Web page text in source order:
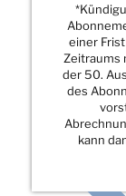
einer
Zeitraums
der 50.
des
kann